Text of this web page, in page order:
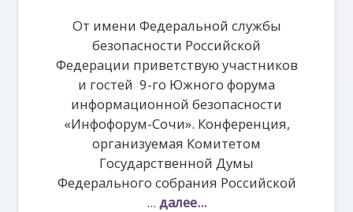
От имени Федеральной службы
безопасности Российской
Федерации приветствую участников
и гостей 9-го Южного форума
информационной безопасности
«Инфофорум-Сочи». Конференция,
организуемая Комитетом
Государственной Думы
Федерального собрания Российской
... далее...